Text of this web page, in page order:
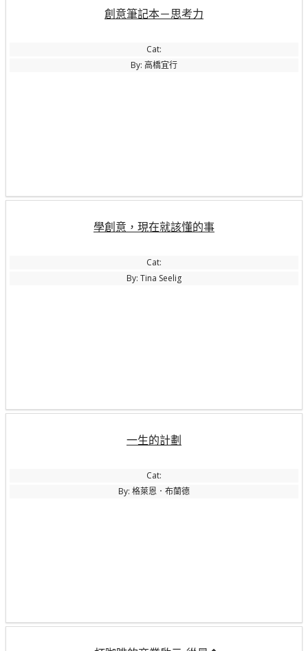
創意筆記本－思考力
Cat:
By: 高橋宜行
學創意，現在就該懂的事
Cat:
By: Tina Seelig
一生的計劃
Cat:
By: 格萊恩．布蘭德